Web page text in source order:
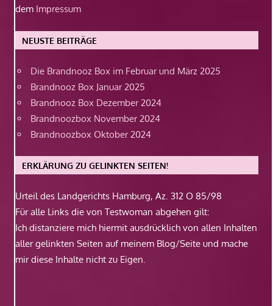
dem Impressum
NEUSTE BEITRÄGE
Die Brandnooz Box im Februar und März 2025
Brandnooz Box Januar 2025
Brandnooz Box Dezember 2024
Brandnoozbox November 2024
Brandnoozbox Oktober 2024
ERKLÄRUNG ZU GELINKTEN SEITEN!
Urteil des Landgerichts Hamburg, Az. 312 O 85/98
Für alle Links die von Testwoman abgehen gilt:
Ich distanziere mich hiermit ausdrücklich von allen Inhalten
aller gelinkten Seiten auf meinem Blog/Seite und mache
mir diese Inhalte nicht zu Eigen.